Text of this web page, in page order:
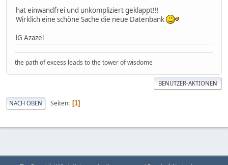
hat einwandfrei und unkompliziert geklappt!!!
Wirklich eine schöne Sache die neue Datenbank
lG Azazel
the path of excess leads to the tower of wisdome
BENUTZER-AKTIONEN
NACH OBEN Seiten 1